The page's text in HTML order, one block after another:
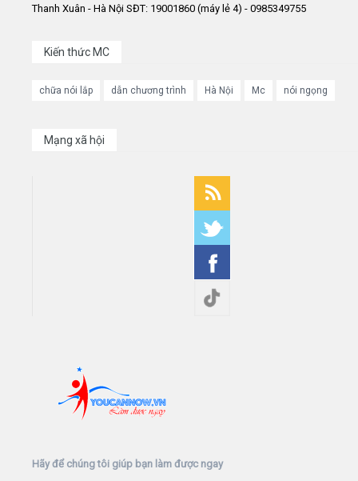
Thanh Xuân - Hà Nội SĐT: 19001860 (máy lẻ 4) - 0985349755
Kiến thức MC
chữa nói lắp dẫn chương trình Hà Nội Mc nói ngọng
Mạng xã hội
Hãy để chúng tôi giúp bạn làm được ngay